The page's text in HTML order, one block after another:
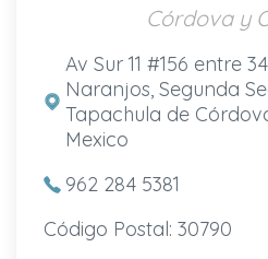
Córdova y
Av Sur 11 #156 entre
Naranjos, Segunda
Tapachula de
Mexico
962 284 5381
Código Postal: 30790